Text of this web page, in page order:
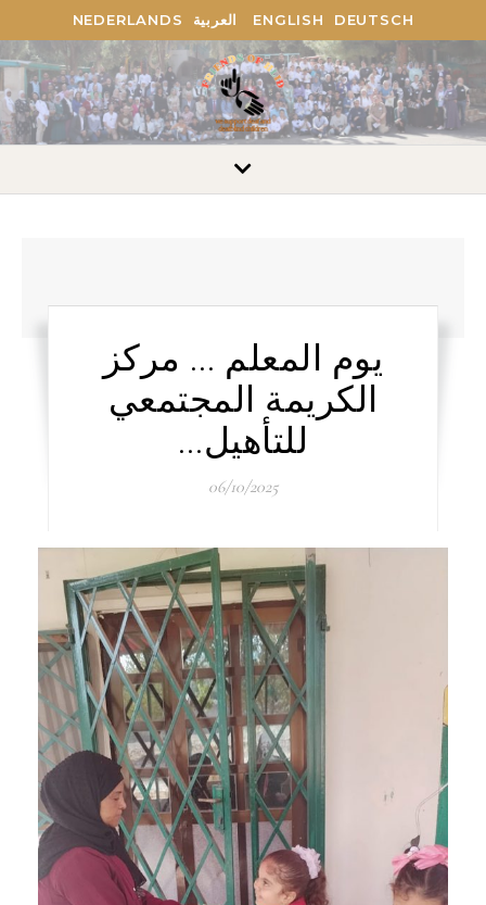
DEUTSCH
ENGLISH العربية NEDERLANDS
يوم المعلم … مركز
الكريمة المجتمعي
للتأهيل…
06/10/2025